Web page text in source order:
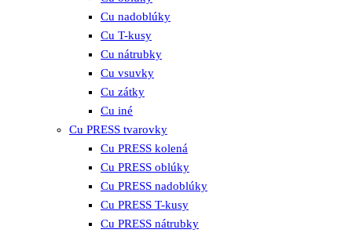
Cu nadoblúky
Cu T-kusy
Cu nátrubky
Cu vsuvky
Cu zátky
Cu iné
Cu PRESS tvarovky
Cu PRESS kolená
Cu PRESS oblúky
Cu PRESS nadoblúky
Cu PRESS T-kusy
Cu PRESS nátrubky